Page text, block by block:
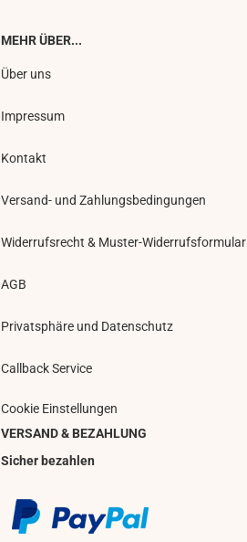
MEHR ÜBER...
Über uns
Impressum
Kontakt
Versand- und Zahlungsbedingungen
Widerrufsrecht & Muster-Widerrufsformular
AGB
Privatsphäre und Datenschutz
Callback Service
Cookie Einstellungen
VERSAND & BEZAHLUNG
Sicher bezahlen